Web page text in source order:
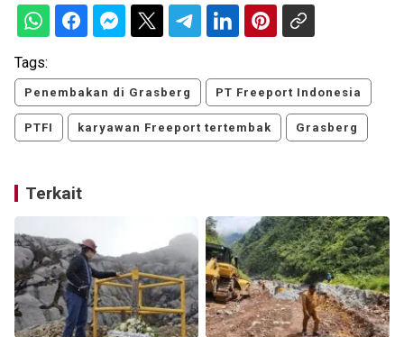
Tags:
Penembakan di Grasberg PT Freeport Indonesia
PTFI karyawan Freeport tertembak Grasberg
Terkait